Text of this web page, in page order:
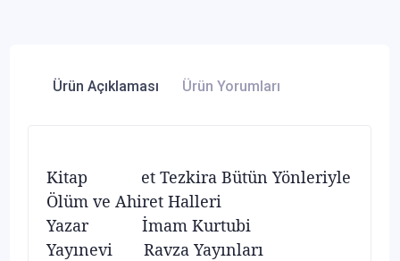
Ürün Açıklaması Ürün Yorumları
Kitap et Tezkira Bütün Yönleriyle
Ölüm ve Ahiret Halleri
Yazar İmam Kurtubi
Yayınevi Ravza Yayınları